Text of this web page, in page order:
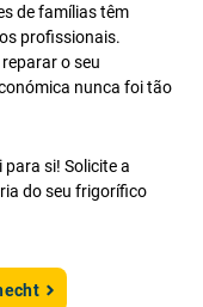
de famílias têm
profissionais.
o seu
nunca foi tão
si! Solicite a
do seu frigorífico